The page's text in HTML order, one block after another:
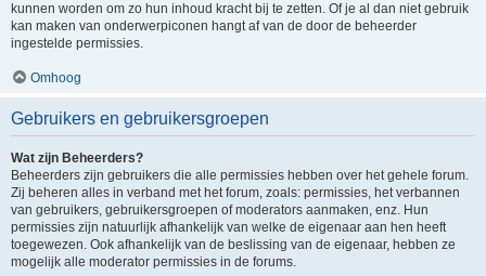
kunnen worden om zo hun inhoud kracht bij te zetten. Of je al dan niet gebruik
kan maken van onderwerpiconen hangt af van de door de beheerder
ingestelde permissies.
Omhoog
Gebruikers en gebruikersgroepen
Wat zijn Beheerders?
Beheerders zijn gebruikers die alle permissies hebben over het gehele forum.
Zij beheren alles in verband met het forum, zoals: permissies, het verbannen
van gebruikers, gebruikersgroepen of moderators aanmaken, enz. Hun
permissies zijn natuurlijk afhankelijk van welke de eigenaar aan hen heeft
toegewezen. Ook afhankelijk van de beslissing van de eigenaar, hebben ze
mogelijk alle moderator permissies in de forums.